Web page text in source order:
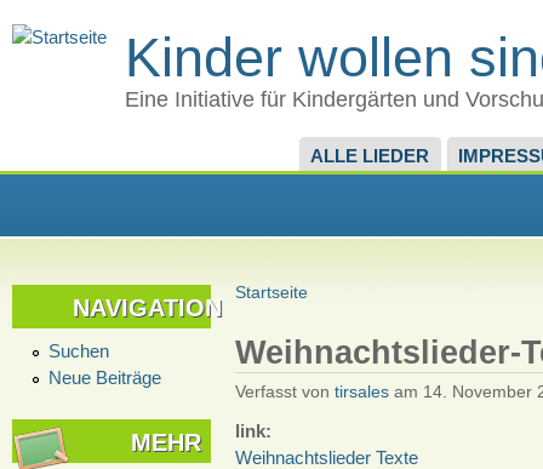
Kinder wollen
Eine Initiative für Kindergärten und
ALLE LIEDER
NAVIGATION
Suchen
Neue Beiträge
MEHR
Startseite
Weihnachtslieder-
Verfasst von tirsalesam 14. November
link:
Weihnachtslieder Texte